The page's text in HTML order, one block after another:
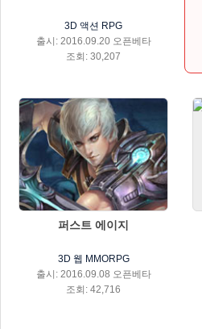
3D 액션 RPG
출시: 2016.09.20 오픈베타
조회: 30,207
퍼스트 에이지
3D 웹 MMORPG
출시: 2016.09.08 오픈베타
조회: 42,716